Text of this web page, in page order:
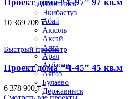
Шахтинск
Экибастуз
Абай
Акколь
Аксай
Алга
Арал
Атбасар
Аягоз
Булаево
Державинск
Проект дома “Х-97” 97 кв.м
10 369 700 ₸
Быстрый просмотр
Проект дома “Ч-45” 45 кв.м
6 378 900₸
Смотреть все проекты